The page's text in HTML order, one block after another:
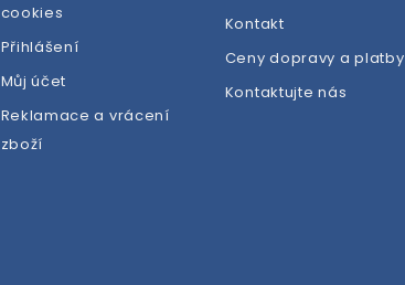
cookies
Přihlášení
Můj účet
Reklamace a vrácení
zboží
Kontakt
Ceny dopravy a platby
Kontaktujte nás